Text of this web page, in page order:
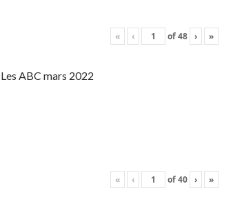
« ‹ of48 › »
Les ABC mars 2022
« ‹ of40 › »